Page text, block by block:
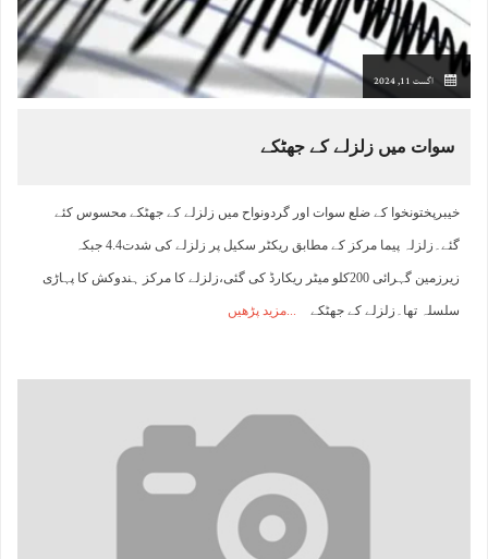
اگست 11, 2024
سوات میں زلزلے کے جھٹکے
خیبرپختونخوا کے ضلع سوات اور گردونواح میں زلزلے کے جھٹکے محسوس کئے
گئے۔زلزلہ پیما مرکز کے مطابق ریکٹر سکیل پر زلزلے کی شدت4.4 جبکہ
زیرزمین گہرائی 200کلو میٹر ریکارڈ کی گئی،زلزلے کا مرکز ہندوکش کا پہاڑی
سلسلہ تھا۔زلزلے کے جھٹکے مزید پڑھیں